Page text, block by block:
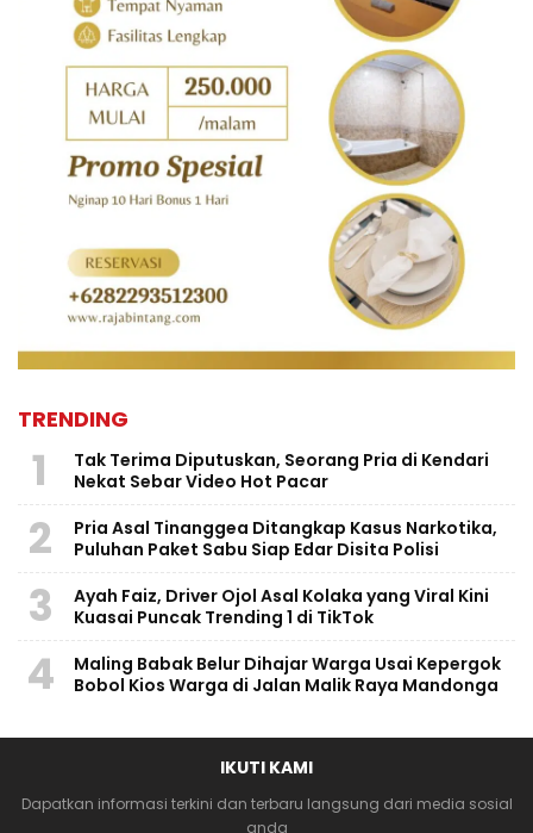
TRENDING
1
Tak Terima Diputuskan, Seorang Pria di Kendari
Nekat Sebar Video Hot Pacar
2
Pria Asal Tinanggea Ditangkap Kasus Narkotika,
Puluhan Paket Sabu Siap Edar Disita Polisi
3
Ayah Faiz, Driver Ojol Asal Kolaka yang Viral Kini
Kuasai Puncak Trending 1 di TikTok
4
Maling Babak Belur Dihajar Warga Usai Kepergok
Bobol Kios Warga di Jalan Malik Raya Mandonga
IKUTI KAMI
Dapatkan informasi terkini dan terbaru langsung dari media sosial
anda